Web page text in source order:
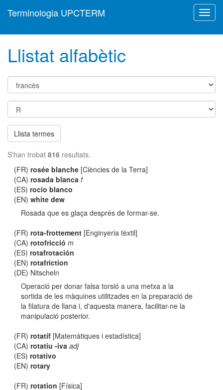
Terminologia UPCTERM
Llistat alfabètic
Llista termes
S'han trobat 816 resultats.
(FR)rosée blanche [Ciències de la Terra]
(CA)rosada blanca f
(ES)rocío blanco
(EN)white dew
Rosada que es glaça després de formar-se.
(FR)rota-frottement [Enginyeria tèxtil]
(CA)rotofricció m
(ES)rotafrotación
(EN)rotafriction
(DE) Nitscheln
Operació per donar falsa torsió a una metxa a la
sortida de les màquines utilitzades en la preparació de
la filatura de llana i, d'aquesta manera, facilitar-ne la
manipulació posterior.
(FR)rotatif [Matemàtiques i estadística]
(CA)rotatiu -iva adj
(ES)rotativo
(EN)rotary
(FR)rotation [Física]